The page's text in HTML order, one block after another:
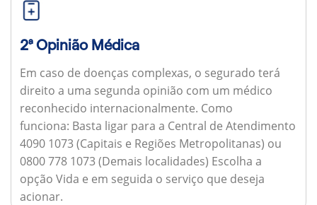
2ª Opinião Médica
Em caso de doenças complexas, o segurado terá
direito a uma segunda opinião com um médico
reconhecido internacionalmente. Como
funciona: Basta ligar para a Central de Atendimento
4090 1073 (Capitais e Regiões Metropolitanas) ou
0800 778 1073 (Demais localidades) Escolha a
opção Vida e em seguida o serviço que deseja
acionar.